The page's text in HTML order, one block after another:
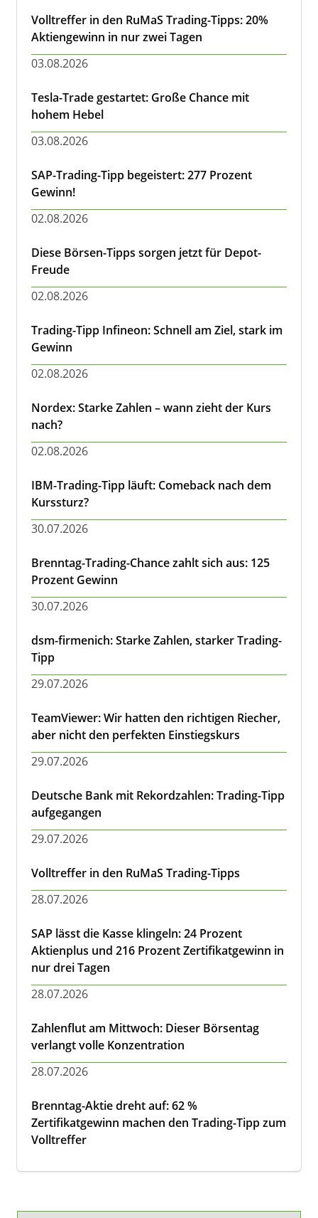
Volltreffer in den RuMaS Trading-Tipps: 20%
Aktiengewinn in nur zwei Tagen
03.08.2026
Tesla-Trade gestartet: Große Chance mit
hohem Hebel
03.08.2026
SAP-Trading-Tipp begeistert: 277 Prozent
Gewinn!
02.08.2026
Diese Börsen-Tipps sorgen jetzt für Depot-
Freude
02.08.2026
Trading-Tipp Infineon: Schnell am Ziel, stark im
Gewinn
02.08.2026
Nordex: Starke Zahlen – wann zieht der Kurs
nach?
02.08.2026
IBM-Trading-Tipp läuft: Comeback nach dem
Kurssturz?
30.07.2026
Brenntag-Trading-Chance zahlt sich aus: 125
Prozent Gewinn
30.07.2026
dsm-firmenich: Starke Zahlen, starker Trading-
Tipp
29.07.2026
TeamViewer: Wir hatten den richtigen Riecher,
aber nicht den perfekten Einstiegskurs
29.07.2026
Deutsche Bank mit Rekordzahlen: Trading-Tipp
aufgegangen
29.07.2026
Volltreffer in den RuMaS Trading-Tipps
28.07.2026
SAP lässt die Kasse klingeln: 24 Prozent
Aktienplus und 216 Prozent Zertifikatgewinn in
nur drei Tagen
28.07.2026
Zahlenflut am Mittwoch: Dieser Börsentag
verlangt volle Konzentration
28.07.2026
Brenntag-Aktie dreht auf: 62 %
Zertifikatgewinn machen den Trading-Tipp zum
Volltreffer